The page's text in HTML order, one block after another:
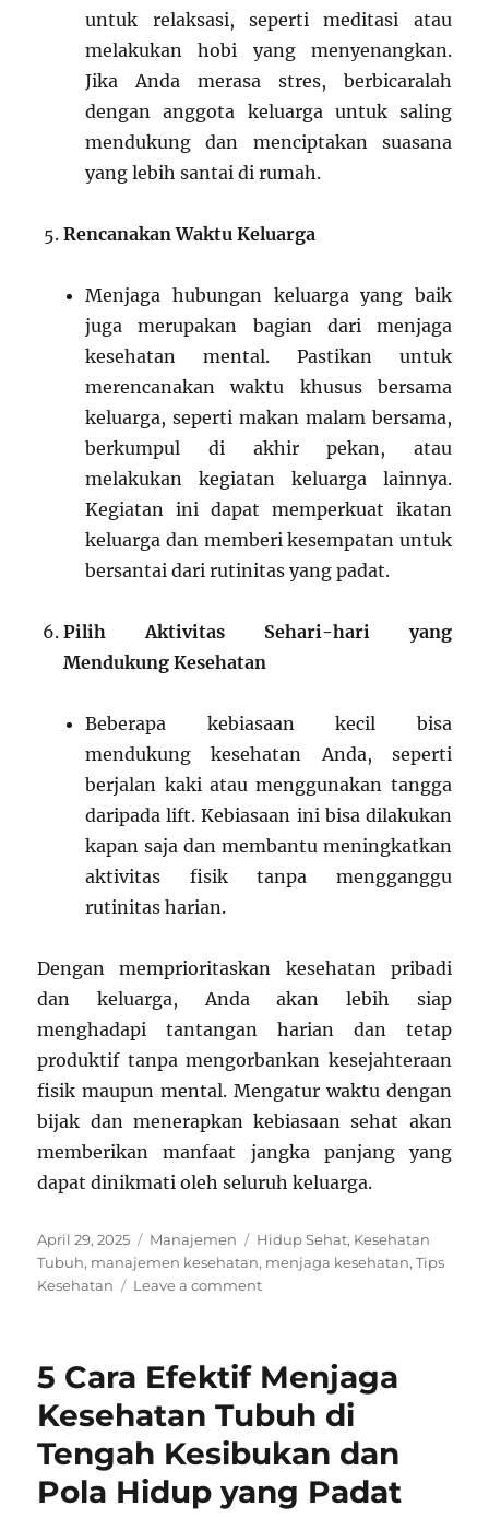
untuk relaksasi, seperti meditasi atau
melakukan hobi yang menyenangkan.
Jika Anda merasa stres, berbicaralah
dengan anggota keluarga untuk saling
mendukung dan menciptakan suasana
yang lebih santai di rumah.
Rencanakan Waktu Keluarga
Menjaga hubungan keluarga yang baik
juga merupakan bagian dari menjaga
kesehatan mental. Pastikan untuk
merencanakan waktu khusus bersama
keluarga, seperti makan malam bersama,
berkumpul di akhir pekan, atau
melakukan kegiatan keluarga lainnya.
Kegiatan ini dapat memperkuat ikatan
keluarga dan memberi kesempatan untuk
bersantai dari rutinitas yang padat.
Pilih Aktivitas Sehari-hari yang
Mendukung Kesehatan
Beberapa kebiasaan kecil bisa
mendukung kesehatan Anda, seperti
berjalan kaki atau menggunakan tangga
daripada lift. Kebiasaan ini bisa dilakukan
kapan saja dan membantu meningkatkan
aktivitas fisik tanpa mengganggu
rutinitas harian.
Dengan memprioritaskan kesehatan pribadi
dan keluarga, Anda akan lebih siap
menghadapi tantangan harian dan tetap
produktif tanpa mengorbankan kesejahteraan
fisik maupun mental. Mengatur waktu dengan
bijak dan menerapkan kebiasaan sehat akan
memberikan manfaat jangka panjang yang
dapat dinikmati oleh seluruh keluarga.
Posted
on
April 29, 2025 Categories
Manajemen Tags
Hidup Sehat, Kesehatan
Tubuh, manajemen kesehatan, menjaga kesehatan,Tips
Kesehatan
Leave a commenton
Pribadi
Keluarga
agar
Tetap
Optimal
5 Cara Efektif Menjaga
Kesehatan Tubuh di
Tengah Kesibukan dan
Pola Hidup yang Padat